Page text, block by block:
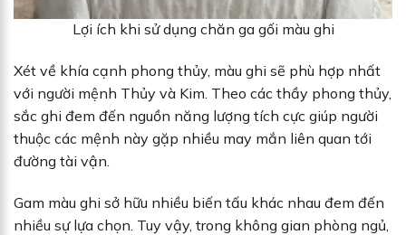
Lợi ích khi sử dụng chăn ga gối màu ghi
Xét về khía cạnh phong thủy, màu ghi sẽ phù hợp nhất
với người mệnh Thủy và Kim. Theo các thầy phong thủy,
sắc ghi đem đến nguồn năng lượng tích cực giúp người
thuộc các mệnh này gặp nhiều may mắn liên quan tới
đường tài vận.
Gam màu ghi sở hữu nhiều biến tấu khác nhau đem đến
nhiều sự lựa chọn. Tuy vậy, trong không gian phòng ngủ,